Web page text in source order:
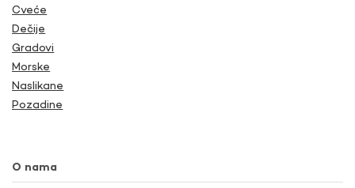
Cveće
Dečije
Gradovi
Morske
Naslikane
Pozadine
O nama